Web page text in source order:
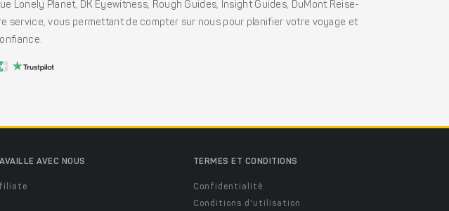
Planet, DK Eyewitness, Rough Guides, Insight Guides, DuMont Reise-
service, vous permettant de compter sur nous pour planifier votre voyage et
AVEC NOUS TERMES ET CONDITIONS
Confidentialité
Conditions d'utilisation